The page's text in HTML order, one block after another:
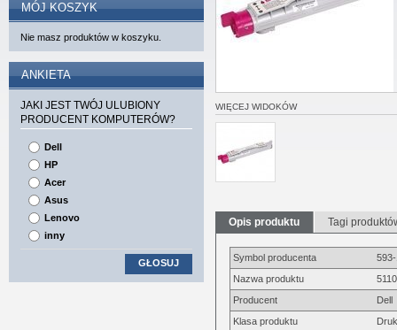
WIĘCEJ WIDOKÓW
Opis produktu Tagi
Symbol producenta
Nazwa produktu
Producent
Dell
Klasa produktu
MÓJ KOSZYK
Nie masz produktów w koszyku.
ANKIETA
JAKI JEST TWÓJ ULUBIONY
PRODUCENT KOMPUTERÓW?
Dell
HP
Acer
Asus
Lenovo
inny
GŁOSUJ